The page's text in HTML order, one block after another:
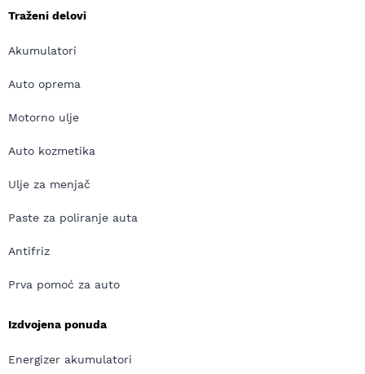
Traženi delovi
Akumulatori
Auto oprema
Motorno ulje
Auto kozmetika
Ulje za menjač
Paste za poliranje auta
Antifriz
Prva pomoć za auto
Izdvojena ponuda
Energizer akumulatori